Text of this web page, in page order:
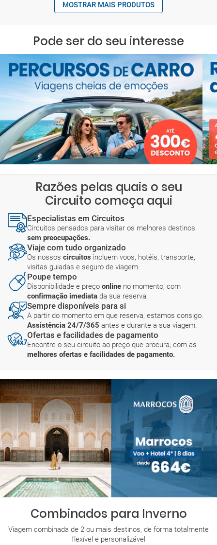
MOSTRAR MAIS PRODUTOS
Pode ser do seu interesse
Razões pelas quais o seu
Circuito começa aqui
Especialistas em Circuitos
Circuitos pensados para visitar os melhores destinos
sem preocupações.
Viaje com tudo organizado
Os nossos circuitos incluem voos, hotéis, transporte,
visitas guiadas e seguro de viagem.
Poupe tempo
Disponibilidade e preço online no momento, com
confirmação imediata da sua reserva.
Sempre disponíveis para si
A partir do momento em que reserva, estamos consigo.
Assistência 24/7/365 antes e durante a sua viagem.
Ofertas e facilidades de pagamento
Encontre o seu circuito ao preço que procura, com as
melhores ofertas e facilidades de pagamento.
Combinados para Inverno
Viagem combinada de 2 ou mais destinos, de forma totalmente
flexível e personalizável